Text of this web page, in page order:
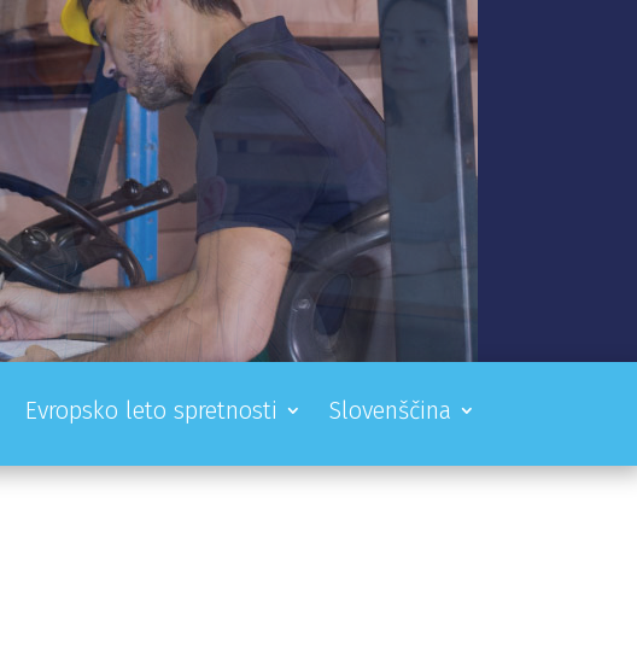
Evropsko leto spretnosti Slovenščina